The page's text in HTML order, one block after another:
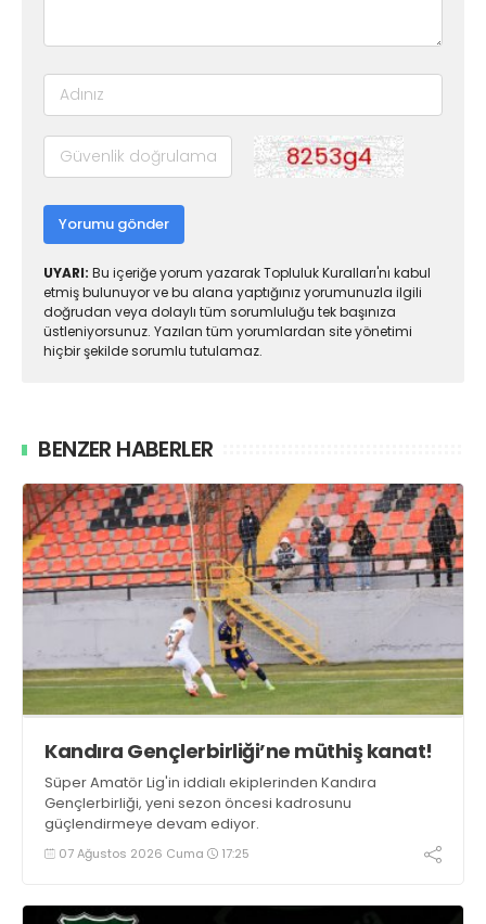
Yorumu gönder
UYARI: Bu içeriğe yorum yazarak Topluluk Kuralları'nı kabul
etmiş bulunuyor ve bu alana yaptığınız yorumunuzla ilgili
doğrudan veya dolaylı tüm sorumluluğu tek başınıza
üstleniyorsunuz. Yazılan tüm yorumlardan site yönetimi
hiçbir şekilde sorumlu tutulamaz.
BENZER HABERLER
Kandıra Gençlerbirliği’ne müthiş kanat!
Süper Amatör Lig'in iddialı ekiplerinden Kandıra
Gençlerbirliği, yeni sezon öncesi kadrosunu
güçlendirmeye devam ediyor.
07 Ağustos 2026 Cuma 17:25